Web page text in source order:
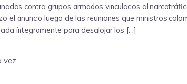
contra grupos armados vinculados al
el anuncio luego de las reuniones que ministros
íntegramente para desalojar los […]